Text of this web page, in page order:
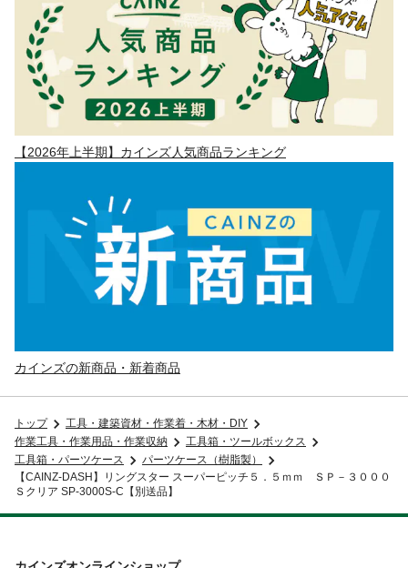
【2026年上半期】カインズ人気商品ランキング
カインズの新商品・新着商品
トップ
工具・建築資材・作業着・木材・DIY
作業工具・作業用品・作業収納
工具箱・ツールボックス
工具箱・パーツケース
パーツケース（樹脂製）
【CAINZ-DASH】リングスター スーパーピッチ５．５ｍｍ ＳＰ－３０００
Ｓクリア SP-3000S-C【別送品】